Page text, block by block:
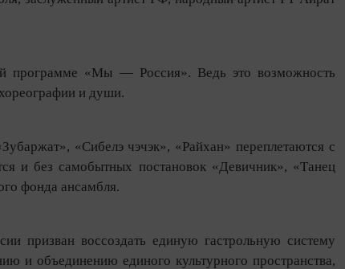
программе «Мы — Россия». Ведь это возможность
и души.
«Сибелэ чэчэк», «Райхан» переплетаются с
и без самобытных постановок «Девичник», «Танец
фонда ансамбля.
призван воссоздать единую гастрольную систему
и объединению единого культурного пространства,